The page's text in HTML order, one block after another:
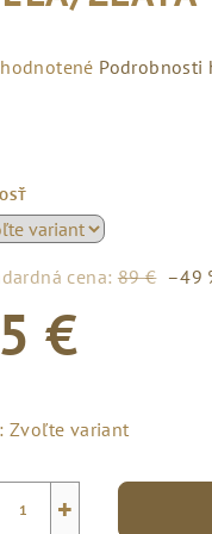
Podrobnosti
cena: 89 € –49
€
Zvoľte variant
+